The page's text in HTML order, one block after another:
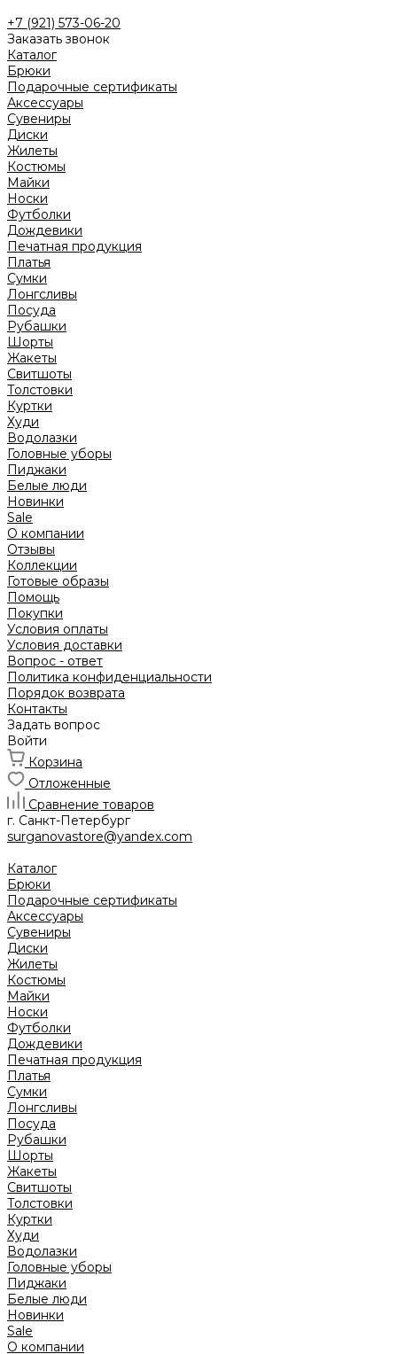
+7 (921) 573-06-20
Заказать звонок
Каталог
Брюки
Подарочные сертификаты
Аксессуары
Сувениры
Диски
Жилеты
Костюмы
Майки
Носки
Футболки
Дождевики
Печатная продукция
Платья
Сумки
Лонгсливы
Посуда
Рубашки
Шорты
Жакеты
Свитшоты
Толстовки
Куртки
Худи
Водолазки
Головные уборы
Пиджаки
Белые люди
Новинки
Sale
О компании
Отзывы
Коллекции
Готовые образы
Помощь
Покупки
Условия оплаты
Условия доставки
Вопрос - ответ
Политика конфиденциальности
Порядок возврата
Контакты
Задать вопрос
Войти
Корзина
Отложенные
Сравнение товаров
г. Санкт-Петербург
surganovastore@yandex.com
Каталог
Брюки
Подарочные сертификаты
Аксессуары
Сувениры
Диски
Жилеты
Костюмы
Майки
Носки
Футболки
Дождевики
Печатная продукция
Платья
Сумки
Лонгсливы
Посуда
Рубашки
Шорты
Жакеты
Свитшоты
Толстовки
Куртки
Худи
Водолазки
Головные уборы
Пиджаки
Белые люди
Новинки
Sale
О компании